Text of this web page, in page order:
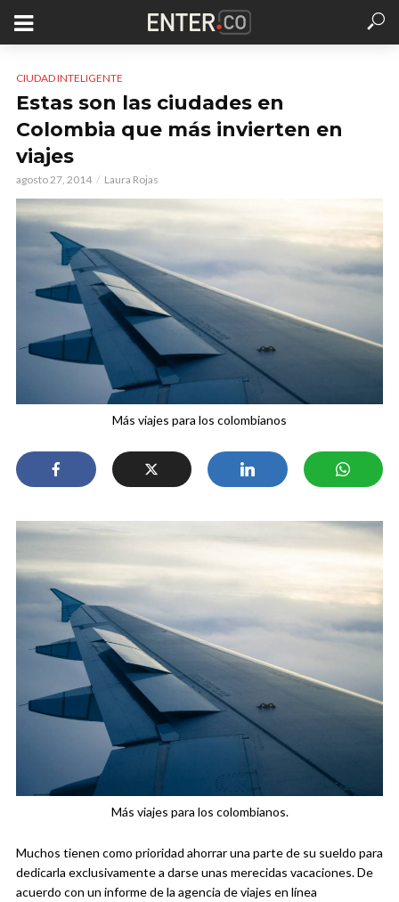
CIUDAD INTELIGENTE
Estas son las ciudades en
Colombia que más invierten en
viajes
agosto 27, 2014 Laura Rojas
Más viajes para los colombianos
Más viajes para los colombianos.
Muchos tienen como prioridad ahorrar una parte de su sueldo para
dedicarla exclusivamente a darse unas merecidas vacaciones. De
acuerdo con un informe de la agencia de viajes en línea